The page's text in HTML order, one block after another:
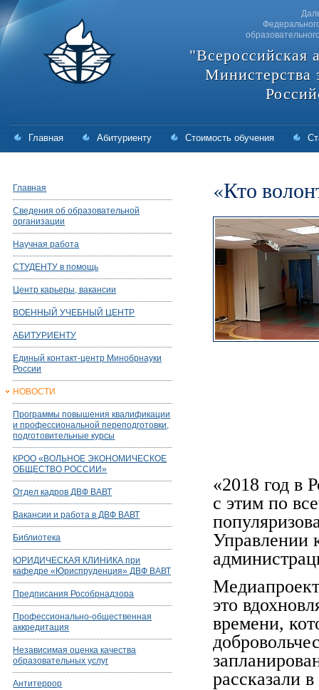
"Всероссийская
Министерства
Главная Абитуриенту Стоимость обучения
Главная
Сведения об образовательной
организации
Научная работа
СТУДЕНТУ в помощь
Центр карьеры, вакансии
ВОЕННЫЙ УЧЕБНЫЙ ЦЕНТР
АБИТУРИЕНТУ
Единый контакт-центр Минобрнауки
России
НОВОСТИ
Программы повышения квалификации
и профессиональной переподготовки,
подготовительные курсы
КРОО «ВОЛЬНОЕ ЭКОНОМИЧЕСКОЕ
ОБЩЕСТВО РОССИИ»
Отдел кадров ДВФ ВАВТ
Вакансии и работа в ДВФ ВАВТ
Библиотека
ЮРИДИЧЕСКАЯ КЛИНИКА при
кафедре «Юриспруденция» ДВФ ВАВТ
Предписания Рособрнадзора
Профессионально-общественная
аккредитация
Независимая оценка качества
образовательных услуг
Антитеррор
«Кто
«2018 год в
с этим по
Управлении
это
времени,
рассказали